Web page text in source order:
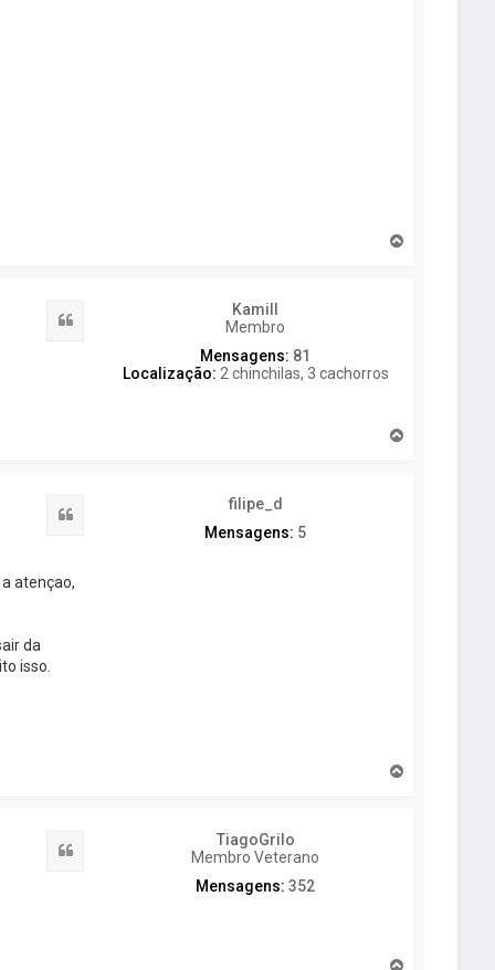
Kamill
Membro
Mensagens: 81
Localização: 2 chinchilas, 3 cachorros
filipe_d
Mensagens: 5
atençao,
da
isso.
TiagoGrilo
Membro Veterano
Mensagens: 352